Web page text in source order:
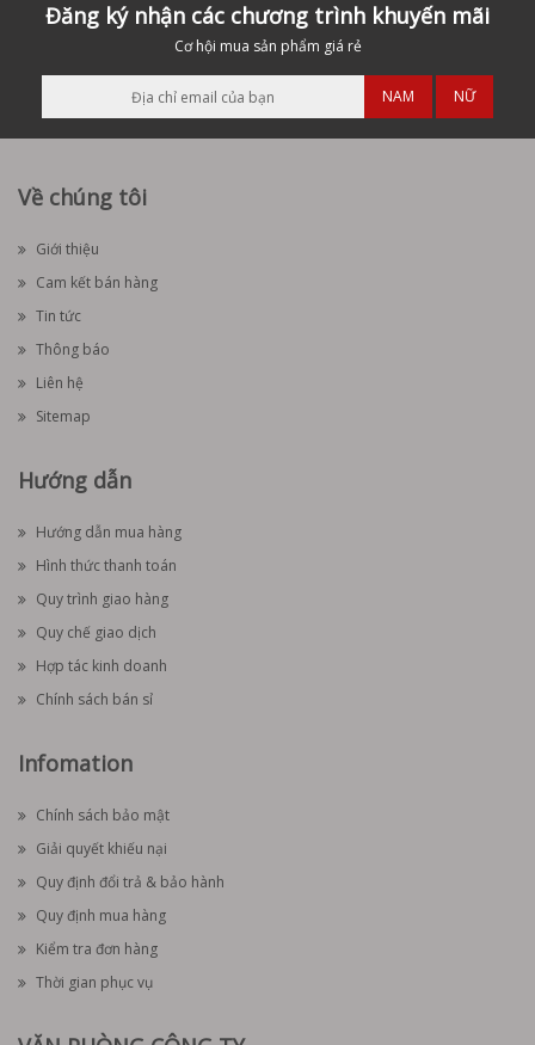
Đăng ký nhận các chương trình khuyến mãi
Cơ hội mua sản phẩm giá rẻ
NAM NỮ
Về chúng tôi
Giới thiệu
Cam kết bán hàng
Tin tức
Thông báo
Liên hệ
Sitemap
Hướng dẫn
Hướng dẫn mua hàng
Hình thức thanh toán
Quy trình giao hàng
Quy chế giao dịch
Hợp tác kinh doanh
Chính sách bán sỉ
Infomation
Chính sách bảo mật
Giải quyết khiếu nại
Quy định đổi trả & bảo hành
Quy định mua hàng
Kiểm tra đơn hàng
Thời gian phục vụ